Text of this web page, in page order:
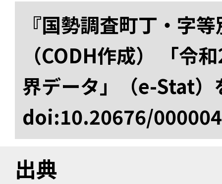
『国勢調査町丁・字
（CODH作成） 「令
界データ」（e-Stat）
doi:10.20676/
出典